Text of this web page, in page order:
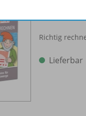
Richtig
Lieferbar